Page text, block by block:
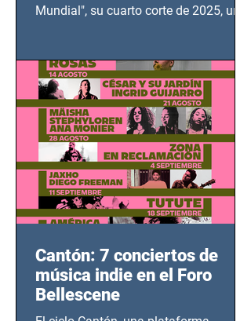
Mundial", su cuarto corte de 2025, un
bélicos.
Cantón: 7 conciertos de
música indie en el Foro
Bellescene